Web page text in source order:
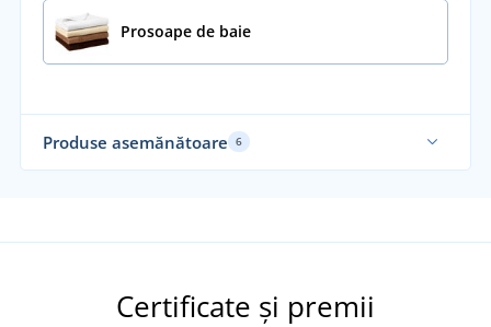
Prosoape de baie
Produse asemănătoare 6
Certificate și premii